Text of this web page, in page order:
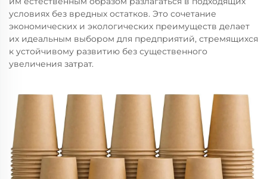
условиях без вредных остатков. Это сочетание
экономических и экологических преимуществ делает
их идеальным выбором для предприятий, стремящихся
к устойчивому развитию без существенного
увеличения затрат.